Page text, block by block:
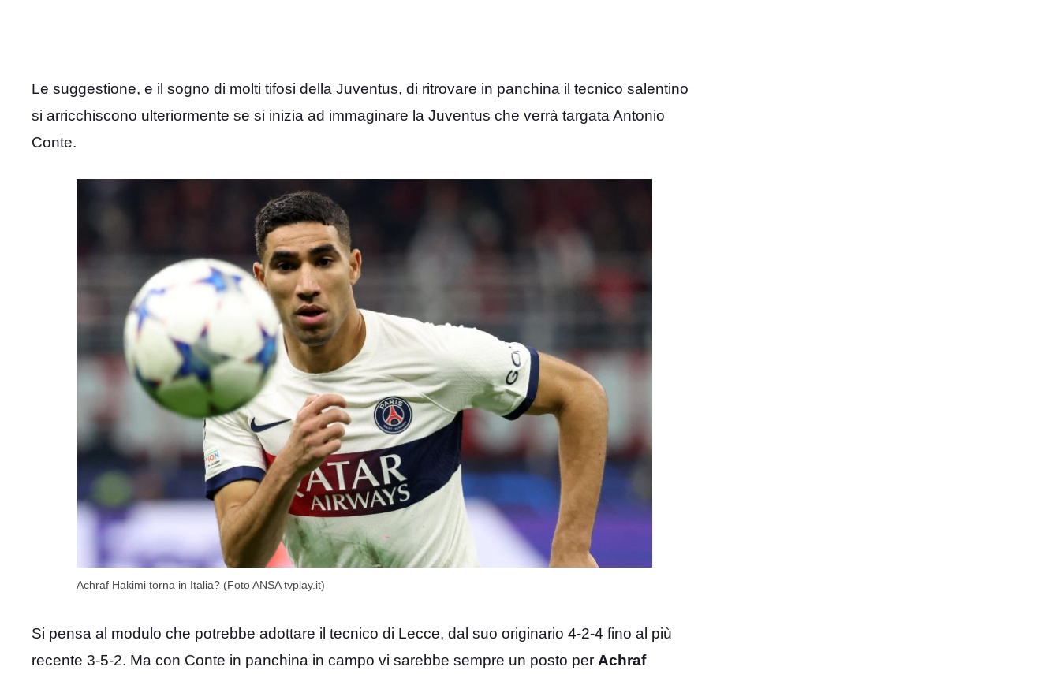
Le suggestione, e il sogno di molti tifosi della Juventus, di ritrovare in panchina il tecnico salentino
si arricchiscono ulteriormente se si inizia ad immaginare la Juventus che verrà targata Antonio
Conte.
Achraf Hakimi torna in Italia? (Foto ANSA tvplay.it)
Si pensa al modulo che potrebbe adottare il tecnico di Lecce, dal suo originario 4-2-4 fino al più
recente 3-5-2. Ma con Conte in panchina in campo vi sarebbe sempre un posto per Achraf